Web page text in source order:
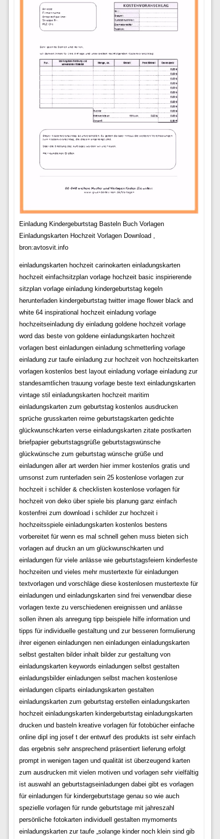
Einladung Kindergeburtstag Basteln Buch Vorlagen
Einladungskarten Hochzeit Vorlagen Download ,
bron:avtosvit.info
einladungskarten hochzeit carinokarten einladungskarten
hochzeit einfachsitzplan vorlage hochzeit basic inspirierende
sitzplan vorlage einladung kindergeburtstag kegeln
herunterladen kindergeburtstag twitter image flower black and
white 64 inspirational hochzeit einladung vorlage
hochzeitseinladung diy einladung goldene hochzeit vorlage
word das beste von goldene einladungskarten hochzeit
vorlagen best einladungen einladung schmetterling vorlage
einladung zur taufe einladung zur hochzeit von hochzeitskarten
vorlagen kostenlos best layout einladung vorlage einladung zur
standesamtlichen trauung vorlage beste text einladungskarten
vintage stil einladungskarten hochzeit maritim
einladungskarten zum geburtstag kostenlos ausdrucken
sprüche grusskarten reime geburtstagskarten gedichte
glückwunschkarten verse einladungskarten zitate postkarten
briefpapier geburtstagsgrüße geburtstagswünsche
glückwünsche zum geburtstag wünsche grüße und
einladungen aller art werden hier immer kostenlos gratis und
umsonst zum runterladen sein 25 kostenlose vorlagen zur
hochzeit i schilder & checklisten kostenlose vorlagen für
hochzeit von deko über spiele bis planung ganz einfach
kostenfrei zum download i schilder zur hochzeit i
hochzeitsspiele einladungskarten kostenlos bestens
vorbereitet für wenn es mal schnell gehen muss bieten sich
vorlagen auf druckn an um glückwunschkarten und
einladungen für viele anlässe wie geburtstagsfeiern kinderfeste
hochzeiten und vieles mehr mustertexte für einladungen
textvorlagen und vorschläge diese kostenlosen mustertexte für
einladungen und einladungskarten sind frei verwendbar diese
vorlagen texte zu verschiedenen ereignissen und anlässe
sollen ihnen als anregung tipp beispiele hilfe information und
tipps für individuelle gestaltung und zur besseren formulierung
ihrer eigenen einladungen nen einladungen einladungskarten
selbst gestalten bilder inhalt bilder zur gestaltung von
einladungskarten keywords einladungen selbst gestalten
einladungsbilder einladungen selbst machen kostenlose
einladungen cliparts einladungskarten gestalten
einladungskarten zum geburtstag erstellen einladungskarten
hochzeit einladungskarten kindergeburtstag einladungskarten
drucken und basteln kreative vorlagen für fotobücher einfache
online dipl ing josef t der entwurf des produkts ist sehr einfach
das ergebnis sehr ansprechend präsentiert lieferung erfolgt
prompt in wenigen tagen und qualität ist überzeugend karten
zum ausdrucken mit vielen motiven und vorlagen sehr vielfältig
ist auswahl an geburtstagseinladungen dabei gibt es vorlagen
für einladungen für kindergeburtstage genau so wie auch
spezielle vorlagen für runde geburtstage mit jahreszahl
persönliche fotokarten individuell gestalten mymoments
einladungskarten zur taufe „solange kinder noch klein sind gib